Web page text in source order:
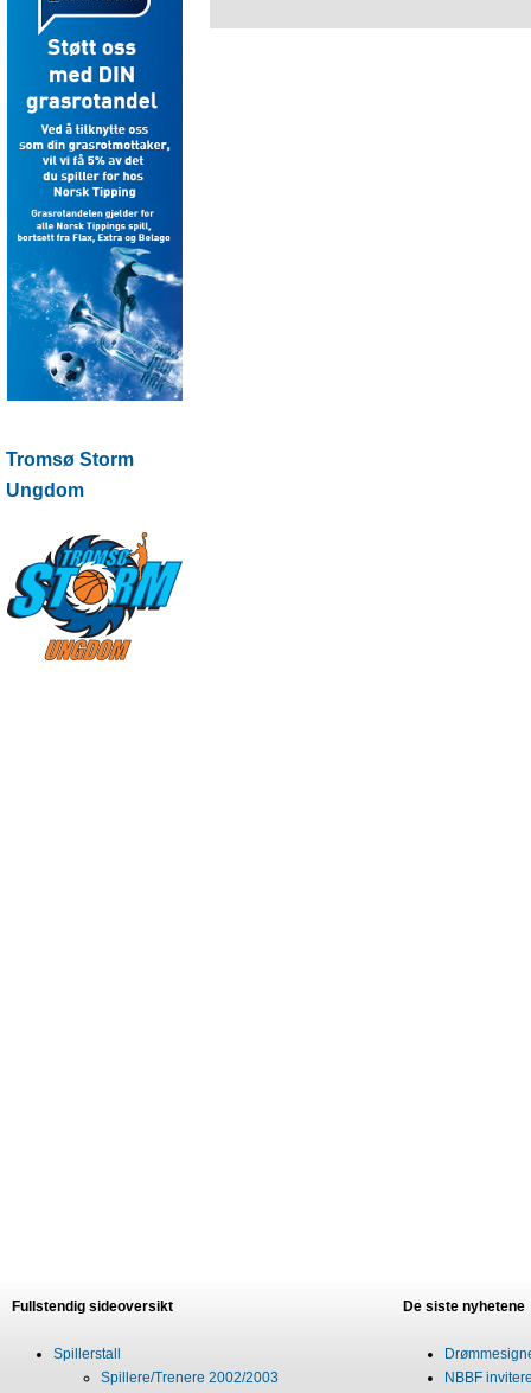
Tromsø Storm
Ungdom
Fullstendig sideoversikt
Spillerstall
Spillere/Trenere 2002/2003
De siste nyhetene
NBBF